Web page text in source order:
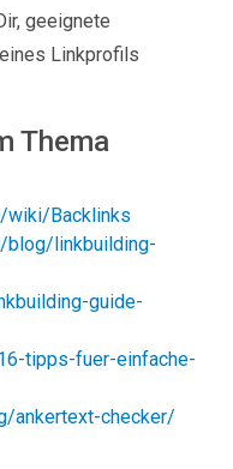
geeignete
Linkprofils
Thema
wiki/Backlinks
blog/linkbuilding-
guide-
tipps-fuer-einfache-
ankertext-checker/